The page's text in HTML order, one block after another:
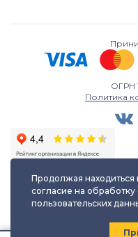
ОГРН
Политика
Любое использование
Продолжая находиться
согласие на
пользовательских